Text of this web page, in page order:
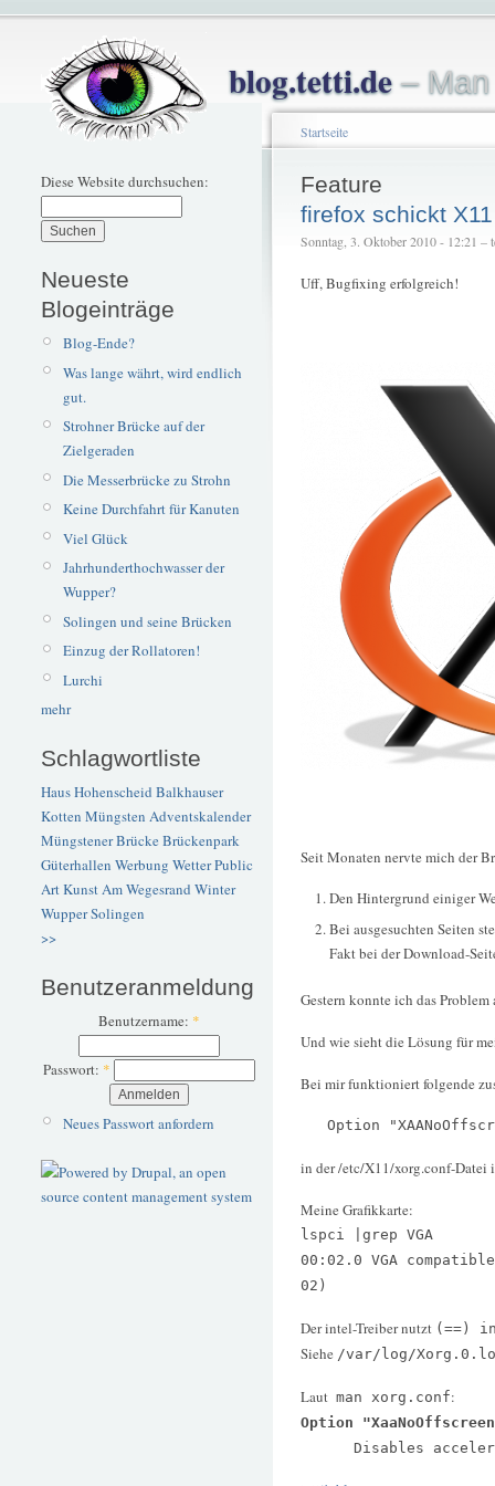
blog.tetti.de– Man
Diese Website durchsuchen:
Neueste
Blogeinträge
Blog-Ende?
Was lange währt, wird endlich
gut.
Strohner Brücke auf der
Zielgeraden
Die Messerbrücke zu Strohn
Keine Durchfahrt für Kanuten
Viel Glück
Jahrhunderthochwasser der
Wupper?
Solingen und seine Brücken
Einzug der Rollatoren!
Lurchi
mehr
Schlagwortliste
Haus Hohenscheid Balkhauser
Kotten Müngsten Adventskalender
Müngstener BrückeBrückenpark
Güterhallen Werbung WetterPublic
ArtKunstAm Wegesrand Winter
WupperSolingen
>>
Benutzeranmeldung
Benutzername: *
Passwort: *
Neues Passwort anfordern
Startseite
Feature
firefox schickt
Sonntag, 3. Oktober 2010 - 12:21 –
Uff, Bugfixing erfolgreich!
Seit Monaten nervte mich der
Den Hintergrund einiger
Bei ausgesuchten Seiten
Fakt bei der Download-
Gestern konnte ich das
Und wie sieht die Lösung für
Bei mir funktioniert folgende
Option
in der /etc/X11/xorg.conf-Datei
Meine Grafikkarte:
lspci |grep VGA
00:02.0 VGA
02)
Der intel-Treiber nutzt (==)
Siehe /var/log/
Laut man xorg.conf:
Option
Disables